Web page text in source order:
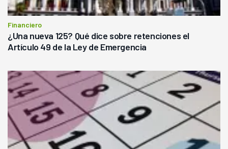
Financiero
¿Una nueva 125? Qué dice sobre retenciones el
Artículo 49 de la Ley de Emergencia